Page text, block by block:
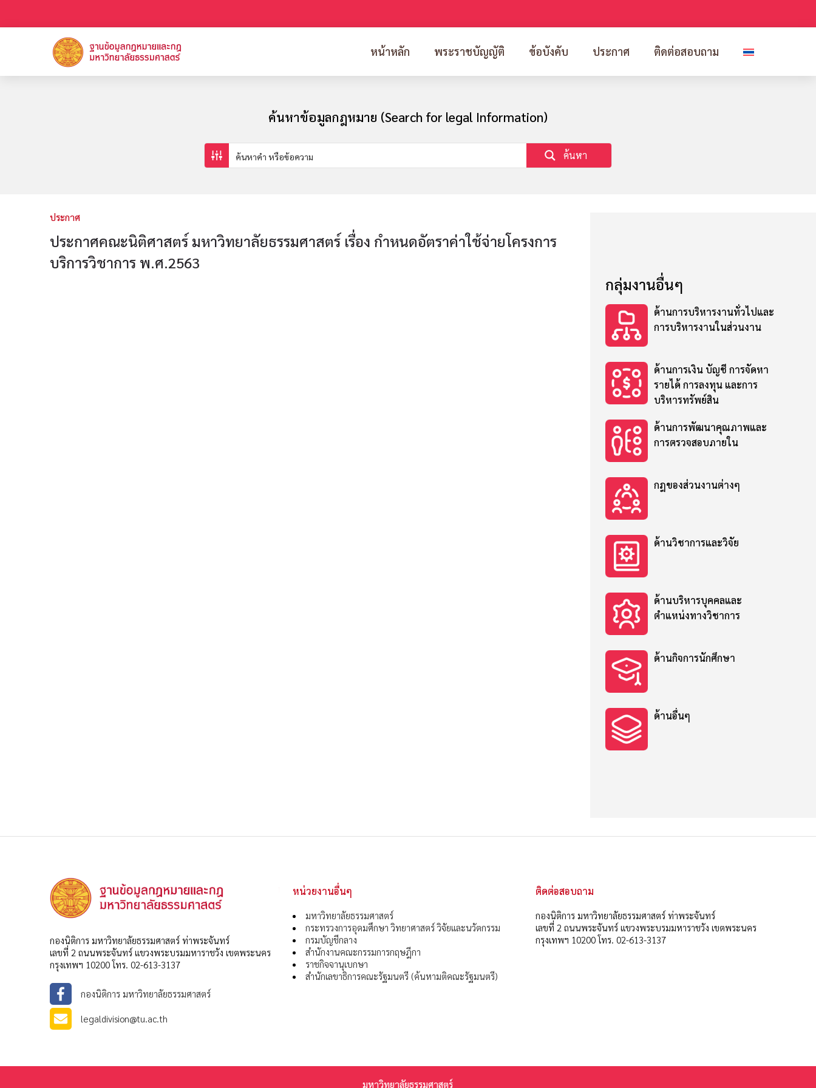
หน้าหลัก พระราชบัญญัติ ข้อบังคับ ประกาศ ติดต่อสอบถาม
ค้นหาข้อมูลกฎหมาย (Search for legal Information)
ค้นหา
ประกาศ
ประกาศคณะนิติศาสตร์ มหาวิทยาลัยธรรมศาสตร์ เรื่อง กำหนดอัตราค่าใช้จ่ายโครงการ
บริการวิชาการ พ.ศ.2563
กลุ่มงานอื่นๆ
ด้านการบริหารงานทั่วไปและ
การบริหารงานในส่วนงาน
ด้านการเงิน บัญชี การจัดหา
รายได้ การลงทุน และการ
บริหารทรัพย์สิน
ด้านการพัฒนาคุณภาพและ
การตรวจสอบภายใน
กฎของส่วนงานต่างๆ
ด้านวิชาการและวิจัย
ด้านบริหารบุคคลและ
ตำแหน่งทางวิชาการ
ด้านกิจการนักศึกษา
ด้านอื่นๆ
กองนิติการ มหาวิทยาลัยธรรมศาสตร์ ท่าพระจันทร์
เลขที่ 2 ถนนพระจันทร์ แขวงพระบรมมหาราชวัง เขตพระนคร
กรุงเทพฯ 10200 โทร. 02-613-3137
กองนิติการ มหาวิทยาลัยธรรมศาสตร์
legaldivision@tu.ac.th
หน่วยงานอื่นๆ
มหาวิทยาลัยธรรมศาสตร์
กระทรวงการอุดมศึกษา วิทยาศาสตร์ วิจัยและนวัตกรรม
กรมบัญชีกลาง
สำนักงานคณะกรรมการกฤษฎีกา
ราชกิจจานุเบกษา
สำนักเลขาธิการคณะรัฐมนตรี (ค้นหามติคณะรัฐมนตรี)
ติดต่อสอบถาม
กองนิติการ มหาวิทยาลัยธรรมศาสตร์ ท่าพระจันทร์
เลขที่ 2 ถนนพระจันทร์ แขวงพระบรมมหาราชวัง เขตพระนคร
กรุงเทพฯ 10200 โทร. 02-613-3137
มหาวิทยาลัยธรรมศาสตร์